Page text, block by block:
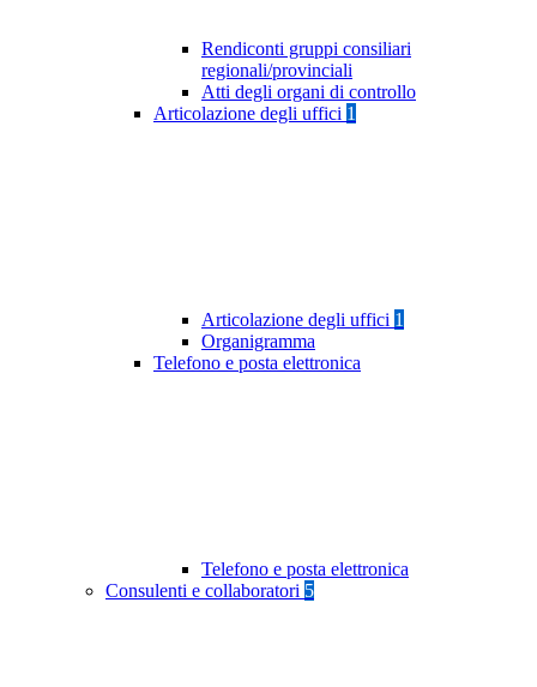
Rendiconti gruppi consiliari
regionali/provinciali
Atti degli organi di controllo
Articolazione degli uffici 1
Articolazione degli uffici 1
Organigramma
Telefono e posta elettronica
Telefono e posta elettronica
Consulenti e collaboratori 5